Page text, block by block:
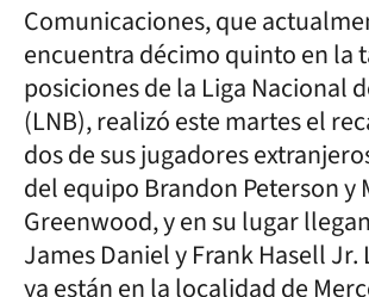
Comunicaciones, que
encuentra décimo quinto en la
posiciones de la Liga Nacional
(LNB), realizó este martes el
dos de sus jugadores
del equipo Brandon Peterson y
Greenwood, y en su lugar
James Daniel y Frank Hasell Jr.
ya están en la localidad de